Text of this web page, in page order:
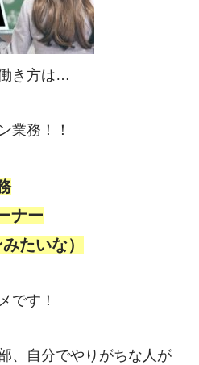
き方は…
業務！！
ナー
たいな）
です！
、自分でやりがちな人が